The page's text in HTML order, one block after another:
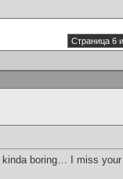
Страница 6
boring… I miss